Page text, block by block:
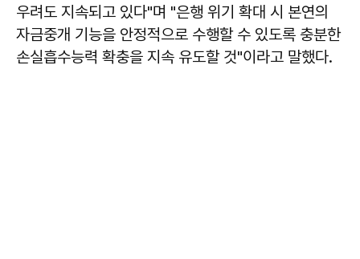
우려도 지속되고 있다"며 "은행 위기 확대 시 본연의
자금중개 기능을 안정적으로 수행할 수 있도록 충분한
손실흡수능력 확충을 지속 유도할 것"이라고 말했다.